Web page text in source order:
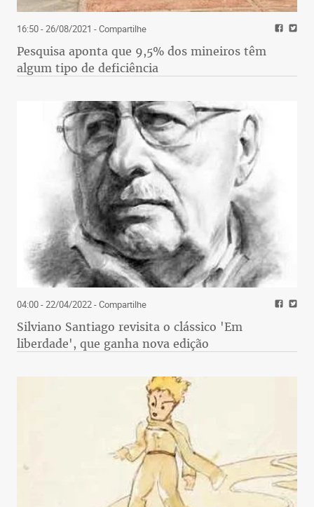
16:50 - 26/08/2021 - Compartilhe
Pesquisa aponta que 9,5% dos mineiros têm
algum tipo de deficiência
04:00 - 22/04/2022- Compartilhe
Silviano Santiago revisita o clássico 'Em
liberdade', que ganha nova edição